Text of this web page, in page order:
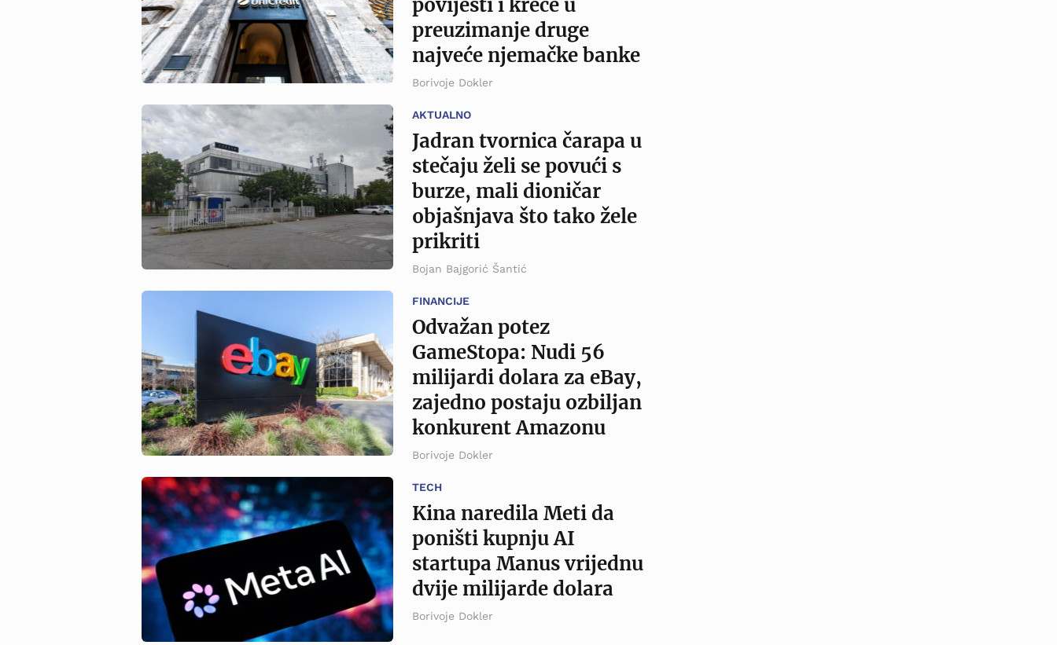
povijesti i kreće u
preuzimanje druge
najveće njemačke banke
Borivoje Dokler
AKTUALNO
Jadran tvornica čarapa u
stečaju želi se povući s
burze, mali dioničar
objašnjava što tako žele
prikriti
Bojan Bajgorić Šantić
FINANCIJE
Odvažan potez
GameStopa: Nudi 56
milijardi dolara za eBay,
zajedno postaju ozbiljan
konkurent Amazonu
Borivoje Dokler
TECH
Kina naredila Meti da
poništi kupnju AI
startupa Manus vrijednu
dvije milijarde dolara
Borivoje Dokler